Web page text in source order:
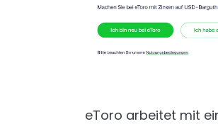
eToro arbeitet mit